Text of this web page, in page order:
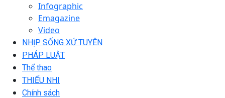
Infographic
Emagazine
Video
NHỊP SỐNG XỨ TUYÊN
PHÁP LUẬT
Thể thao
THIẾU NHI
Chính sách